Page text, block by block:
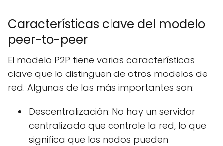
Características clave del modelo
peer-to-peer
El modelo P2P tiene varias características
clave que lo distinguen de otros modelos de
red. Algunas de las más importantes son:
Descentralización: No hay un servidor
centralizado que controle la red, lo que
significa que los nodos pueden